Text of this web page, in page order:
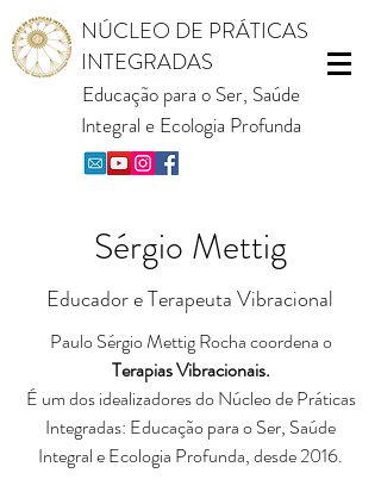
NÚCLEO DE PRÁTICAS
INTEGRADAS
Educação para o Ser, Saúde
Integral e Ecologia Profunda
Sérgio Mettig
Educador e Terapeuta Vibracional
Paulo Sérgio Mettig Rocha coordena o
Terapias Vibracionais.
É um dos idealizadores do Núcleo de Práticas
Integradas: Educação para o Ser, Saúde
Integral e Ecologia Profunda, desde 2016.